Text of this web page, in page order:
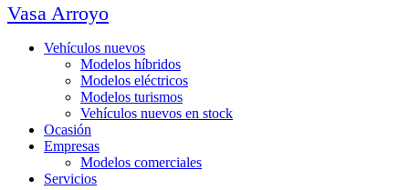
Vasa Arroyo
Vehículos nuevos
Modelos híbridos
Modelos eléctricos
Modelos turismos
Vehículos nuevos en stock
Ocasión
Empresas
Modelos comerciales
Servicios